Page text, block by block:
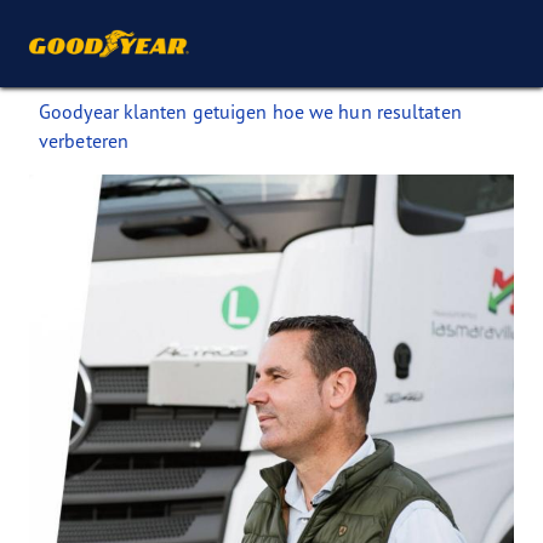
Goodyear klanten getuigen hoe we hun resultaten
verbeteren